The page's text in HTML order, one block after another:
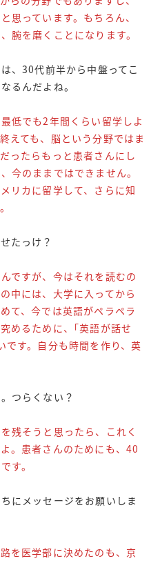
思っています。もちろん、
腕を磨くことになります。
、30代前半から中盤ってこ
るんだよね。
低でも2年間くらい留学しよ
えても、脳という分野ではま
ったらもっと患者さんにし
今のままではできません。
リカに留学して、さらに知
たっけ？
ですが、今はそれを読むの
中には、大学に入ってから
て、今では英語がペラペラ
めるために、｢英語が話せ
です。自分も時間を作り、英
つらくない？
残そうと思ったら、これく
。患者さんのためにも、40
す。
にメッセージをお願いしま
を医学部に決めたのも、京